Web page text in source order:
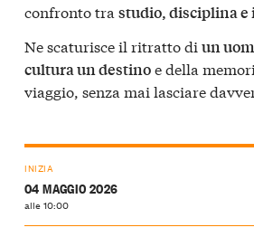
confronto tra studio, disciplina
Ne scaturisce il ritratto di un
cultura un destinoe della
viaggio, senza mai lasciare
INIZIA
04 MAGGIO 2026
alle 10:00